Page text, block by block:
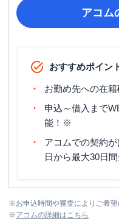
アコム
おすすめポイン
お勤め先への在籍
申込～借入まで
能！※
アコムでの契約
日から最大30日間
※お申込時間や審査によりご希
※アコムの詳細はこちら